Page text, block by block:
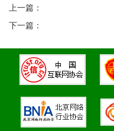
上一篇：
下一篇：